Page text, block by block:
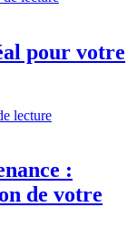
pour votre
lecture
:
de votre